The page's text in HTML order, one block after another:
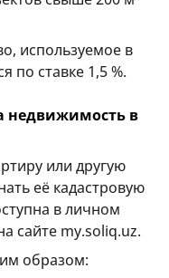
используемое в
по ставке 1,5 %.
недвижимость в
или другую
её кадастровую
в личном
сайте my.soliq.uz.
образом: